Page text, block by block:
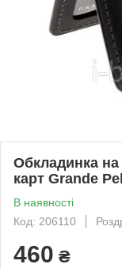
Обкладинка на
карт Grande
В наявності
Код: 206110
460 ₴